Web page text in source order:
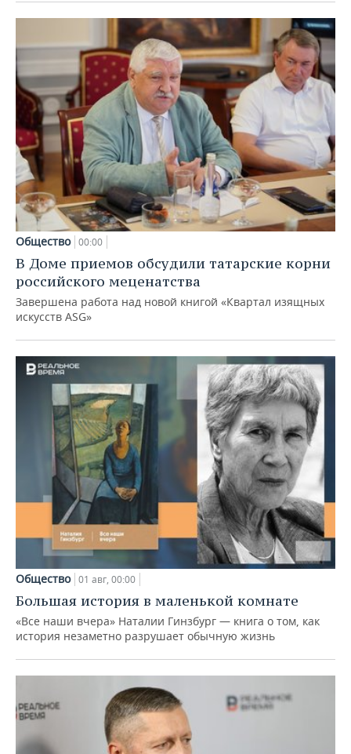
Общество 00:00
В Доме приемов обсудили татарские корни
российского меценатства
Завершена работа над новой книгой «Квартал изящных
искусств ASG»
Общество 01 авг, 00:00
Большая история в маленькой комнате
«Все наши вчера» Наталии Гинзбург — книга о том, как
история незаметно разрушает обычную жизнь